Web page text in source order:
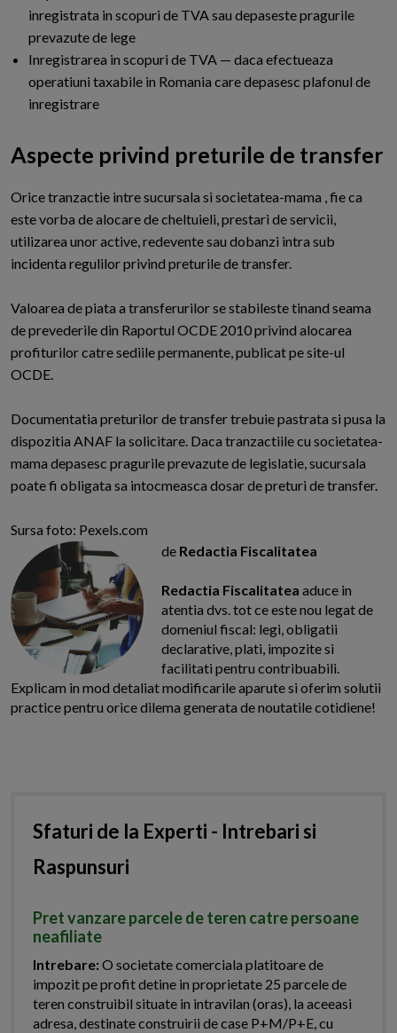
inregistrata in scopuri de TVA sau depaseste pragurile
prevazute de lege
Inregistrarea in scopuri de TVA — daca efectueaza
operatiuni taxabile in Romania care depasesc plafonul de
inregistrare
Aspecte privind preturile de transfer
Orice tranzactie intre sucursala si societatea-mama , fie ca
este vorba de alocare de cheltuieli, prestari de servicii,
utilizarea unor active, redevente sau dobanzi intra sub
incidenta regulilor privind preturile de transfer.
Valoarea de piata a transferurilor se stabileste tinand seama
de prevederile din Raportul OCDE 2010 privind alocarea
profiturilor catre sediile permanente, publicat pe site-ul
OCDE.
Documentatia preturilor de transfer trebuie pastrata si pusa la
dispozitia ANAF la solicitare. Daca tranzactiile cu societatea-
mama depasesc pragurile prevazute de legislatie, sucursala
poate fi obligata sa intocmeasca dosar de preturi de transfer.
Sursa foto: Pexels.com
de Redactia Fiscalitatea
Redactia Fiscalitatea aduce in
atentia dvs. tot ce este nou legat de
domeniul fiscal: legi, obligatii
declarative, plati, impozite si
facilitati pentru contribuabili.
Explicam in mod detaliat modificarile aparute si oferim solutii
practice pentru orice dilema generata de noutatile cotidiene!
Sfaturi de la Experti - Intrebari si
Raspunsuri
Pret vanzare parcele de teren catre persoane
neafiliate
Intrebare:O societate comerciala platitoare de
impozit pe profit detine in proprietate 25 parcele de
teren construibil situate in intravilan (oras), la aceeasi
adresa, destinate construirii de case P+M/P+E, cu